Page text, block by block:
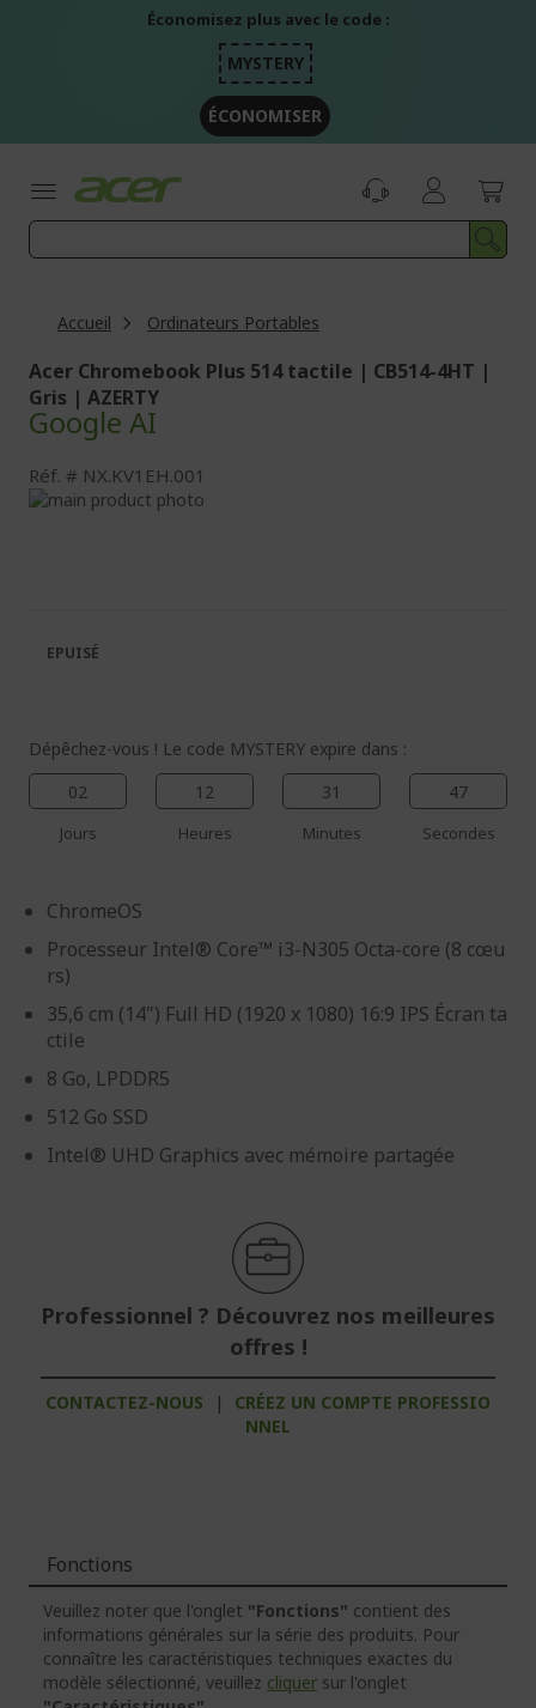
Économisez plus avec le code :
MYSTERY
ÉCONOMISER
Accueil Ordinateurs Portables
Acer Chromebook Plus 514 tactile | CB514-4HT |
Gris | AZERTY
Google AI
Réf. NX.KV1EH.001
Passer
galerie
d’images
Galerie
d’images
Dépêchez-vous ! Le code MYSTERY expire dans :
02
Jours
12
Heures
31
Minutes
46
Secondes
ChromeOS
Processeur Intel® Core™ i3-N305 Octa-core (8 cœu
rs)
35,6 cm (14") Full HD (1920 x 1080) 16:9 IPS Écran ta
ctile
8 Go, LPDDR5
512 Go SSD
Intel® UHD Graphics avec mémoire partagée
Professionnel ? Découvrez nos meilleures
offres !
CONTACTEZ-NOUS |
CRÉEZ UN COMPTE PROFESSIO
NNEL
EPUISÉ
Fonctions
Veuillez noter que l'onglet "Fonctions" contient des
informations générales sur la série des produits. Pour
connaître les caractéristiques techniques exactes du
modèle sélectionné, veuillez cliquer sur l'onglet